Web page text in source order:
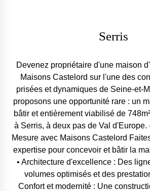
Serris
Devenez propriétaire d'une maison
Maisons Castelord sur l'une des
prisées et dynamiques de Seine-et-
proposons une opportunité rare : un
bâtir et entièrement viabilisé de
à Serris, à deux pas de Val d'Europe.
Mesure avec Maisons Castelord
expertise pour concevoir et bâtir la
• Architecture d'excellence : Des
volumes optimisés et des
Confort et modernité : Une